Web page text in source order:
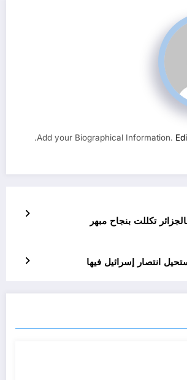
Add your Biographical Information.
تكللت بنجاح مبهر
انتصار إسرائيل فيها